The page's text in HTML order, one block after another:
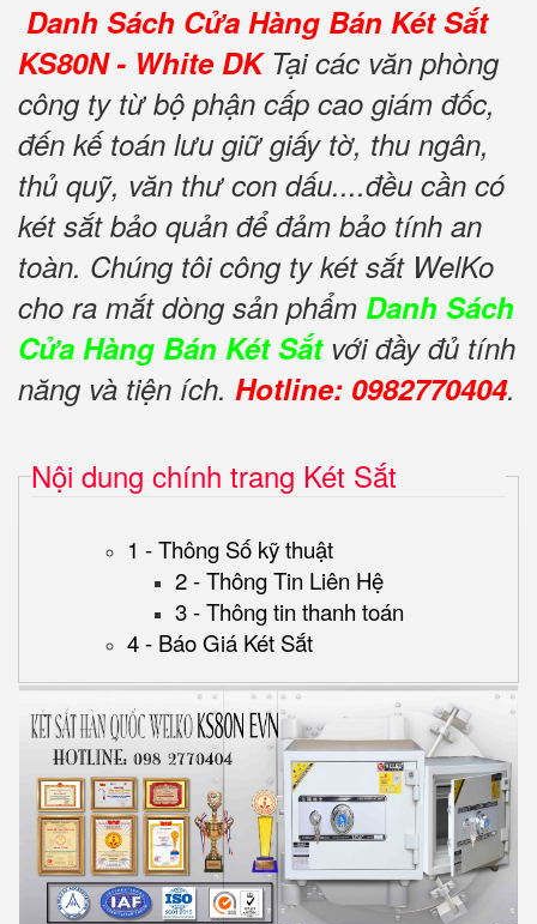
Danh Sách Cửa Hàng Bán Két Sắt
KS80N - White DK Tại các văn phòng
công ty từ bộ phận cấp cao giám đốc,
đến kế toán lưu giữ giấy tờ, thu ngân,
thủ quỹ, văn thư con dấu....đều cần có
két sắt bảo quản để đảm bảo tính an
toàn. Chúng tôi công ty két sắt WelKo
cho ra mắt dòng sản phẩm Danh Sách
Cửa Hàng Bán Két Sắt với đầy đủ tính
năng và tiện ích. Hotline: 0982770404.
Nội dung chính trang Két Sắt
1 - Thông Số kỹ thuật
2 - Thông Tin Liên Hệ
3 - Thông tin thanh toán
4 - Báo Giá Két Sắt